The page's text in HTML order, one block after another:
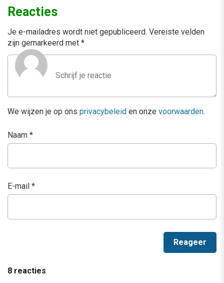
Reacties
Je e-mailadres wordt niet gepubliceerd. Vereiste velden
zijn gemarkeerd met *
We wijzen je op ons privacybeleid en onze voorwaarden.
Naam *
E-mail *
8 reacties